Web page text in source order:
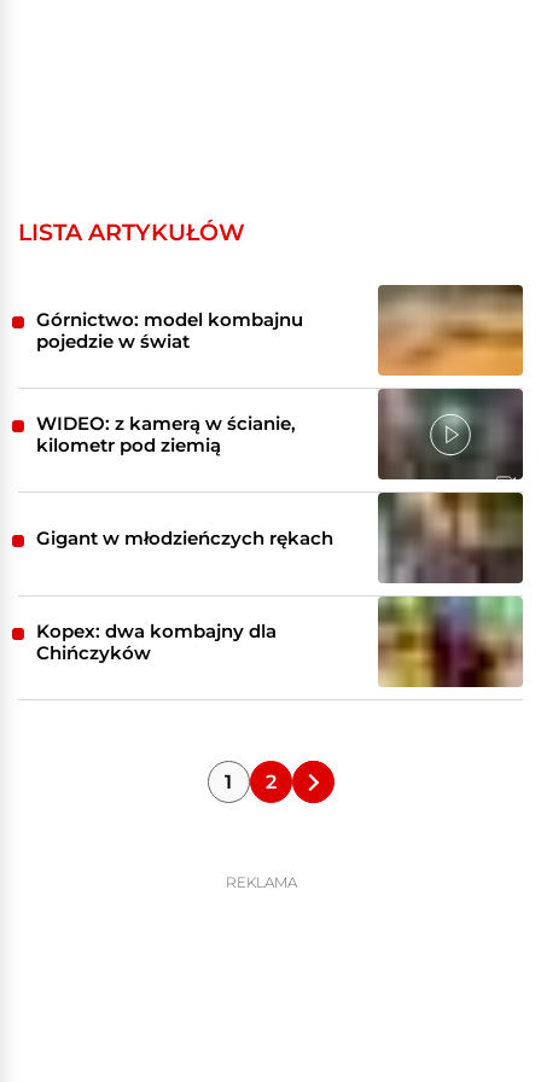
LISTA ARTYKUŁÓW
Górnictwo: model kombajnu
pojedzie w świat
WIDEO: z kamerą w ścianie,
kilometr pod ziemią
Gigant w młodzieńczych rękach
Kopex: dwa kombajny dla
Chińczyków
1 2
REKLAMA